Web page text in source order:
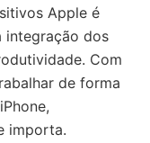
Apple é
integração dos
Com
de forma
importa.